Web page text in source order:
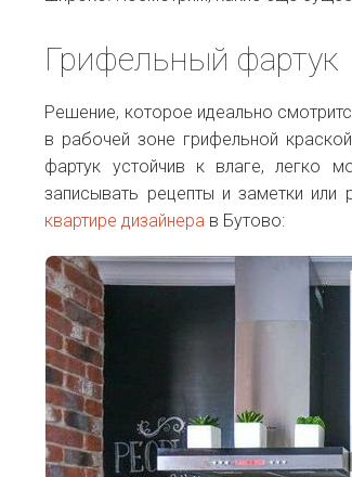
Грифельный фартук
Решение, которое идеально
в рабочей зоне грифельной
фартук устойчив к влаге, легко
записывать рецепты и заметки
квартире дизайнера в Бутово: